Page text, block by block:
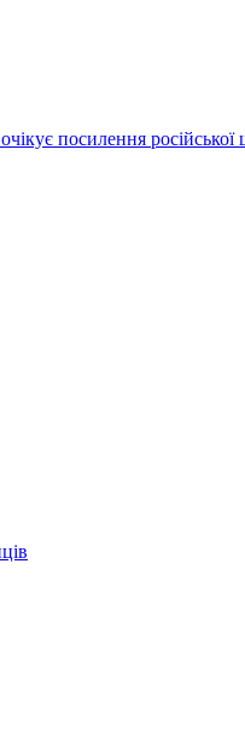
посилення